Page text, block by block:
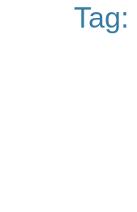
Tag: